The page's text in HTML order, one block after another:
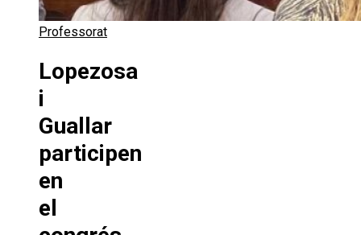
Professorat
Lopezosa
i
Guallar
participen
en
el